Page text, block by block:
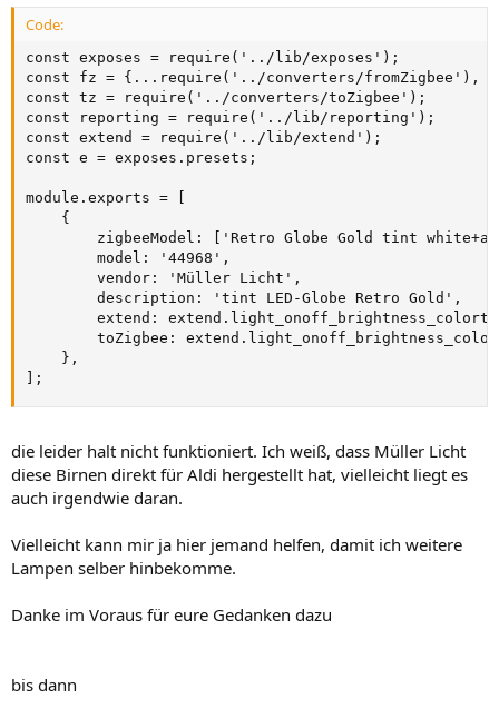
Code:
const exposes = require('../lib/exposes');
const fz = {...require('../converters/fromZigbee'),
const tz = require('../converters/toZigbee');
const reporting = require('../lib/reporting');
const extend = require('../lib/extend');
const e = exposes.presets;
module.exports = [
    {
zigbeeModel: ['Retro Globe Gold tint
        model: '44968',
        vendor: 'Müller Licht',
        description: 'tint LED-Globe Retro Gold',
extend:
toZigbee:
    },
];
die leider halt nicht funktioniert. Ich weiß, dass Müller Licht
diese Birnen direkt für Aldi hergestellt hat, vielleicht liegt es
auch irgendwie daran.
Vielleicht kann mir ja hier jemand helfen, damit ich weitere
Lampen selber hinbekomme.
Danke im Voraus für eure Gedanken dazu
bis dann